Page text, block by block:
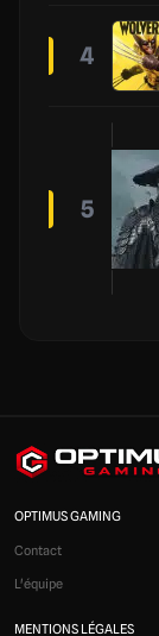
4
5
OPTIMUS GAMING
Contact
L'équipe
MENTIONS LÉGALES